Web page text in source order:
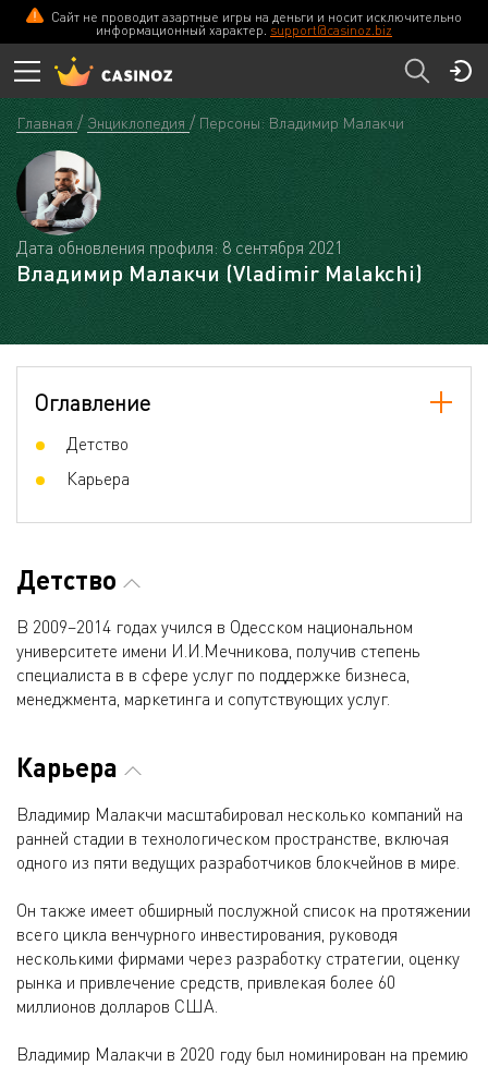
Сайт не проводит азартные игры на деньги и носит исключительно
информационный характер. support@casinoz.biz
Главная Энциклопедия Персоны: Владимир Малакчи
Дата обновления профиля: 8 сентября 2021
Владимир Малакчи (Vladimir Malakchi)
Оглавление
Детство
Карьера
Детство
В 2009–2014 годах учился в Одесском национальном
университете имени И.И.Мечникова, получив степень
специалиста в в сфере услуг по поддержке бизнеса,
менеджмента, маркетинга и сопутствующих услуг.
Карьера
Владимир Малакчи масштабировал несколько компаний на
ранней стадии в технологическом пространстве, включая
одного из пяти ведущих разработчиков блокчейнов в мире.
Он также имеет обширный послужной список на протяжении
всего цикла венчурного инвестирования, руководя
несколькими фирмами через разработку стратегии, оценку
рынка и привлечение средств, привлекая более 60
миллионов долларов США.
Владимир Малакчи в 2020 году был номинирован на премию